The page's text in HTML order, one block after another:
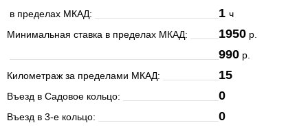
в пределах МКАД: 1ч
Минимальная ставка в пределах МКАД:
1950 р.
990 р.
Километраж за пределами МКАД:
15
Въезд в Садовое кольцо: 0
Въезд в 3-е кольцо: 0